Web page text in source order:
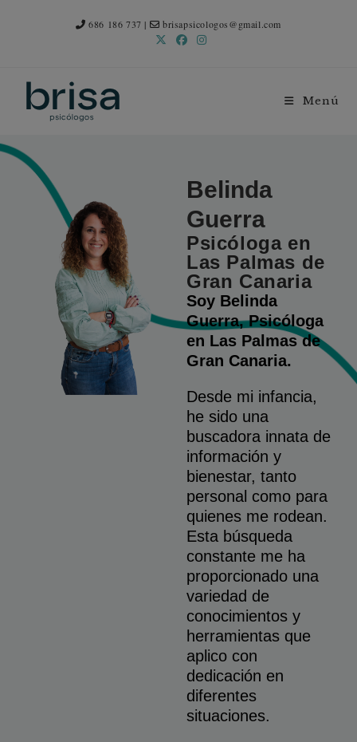
686 186 737 | brisapsicologos@gmail.com
Menú
Belinda
Guerra
Psicóloga en
Las Palmas de
Gran Canaria
Soy Belinda
Guerra, Psicóloga
en Las Palmas de
Gran Canaria.
Desde mi infancia,
he sido una
buscadora innata de
información y
bienestar, tanto
personal como para
quienes me rodean.
Esta búsqueda
constante me ha
proporcionado una
variedad de
conocimientos y
herramientas que
aplico con
dedicación en
diferentes
situaciones.